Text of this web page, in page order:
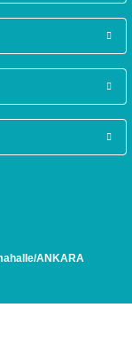
bize
ANKARA